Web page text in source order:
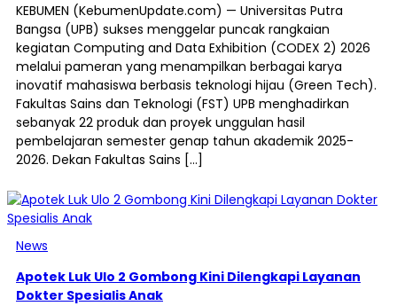
KEBUMEN (KebumenUpdate.com) — Universitas Putra
Bangsa (UPB) sukses menggelar puncak rangkaian
kegiatan Computing and Data Exhibition (CODEX 2) 2026
melalui pameran yang menampilkan berbagai karya
inovatif mahasiswa berbasis teknologi hijau (Green Tech).
Fakultas Sains dan Teknologi (FST) UPB menghadirkan
sebanyak 22 produk dan proyek unggulan hasil
pembelajaran semester genap tahun akademik 2025-
2026. Dekan Fakultas Sains […]
News
Apotek Luk Ulo 2 Gombong Kini Dilengkapi Layanan
Dokter Spesialis Anak